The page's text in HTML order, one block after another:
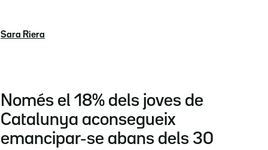
Sara Riera
Només el 18% dels joves de
Catalunya aconsegueix
emancipar-se abans dels 30